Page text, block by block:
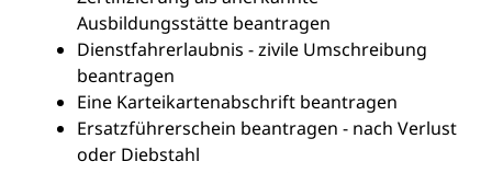
Ausbildungsstätte beantragen
Dienstfahrerlaubnis - zivile Umschreibung
beantragen
Eine Karteikartenabschrift beantragen
Ersatzführerschein beantragen - nach Verlust
oder Diebstahl